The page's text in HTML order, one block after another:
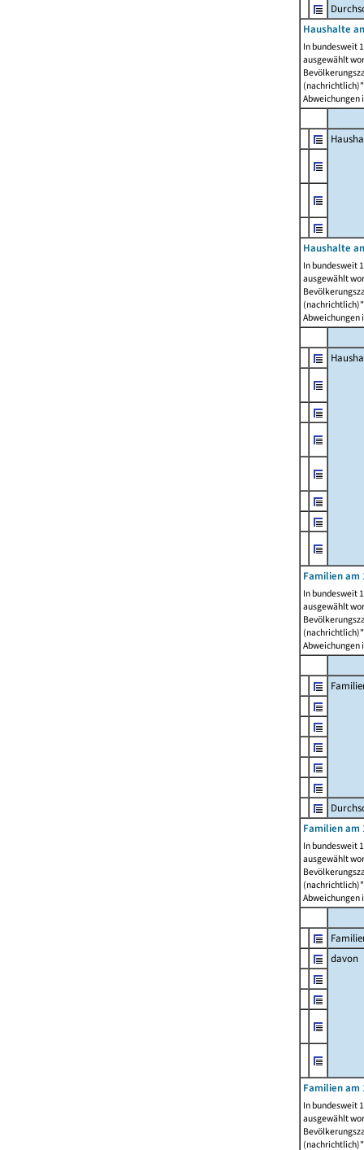
Haushalte
In bundesweit
ausgewählt
Abweichungen
Haushalte
In bundesweit
ausgewählt
Abweichungen
Familien am
In bundesweit
ausgewählt
Abweichungen
Familien am
In bundesweit
ausgewählt
Abweichungen
davon
Familien am
In bundesweit
ausgewählt